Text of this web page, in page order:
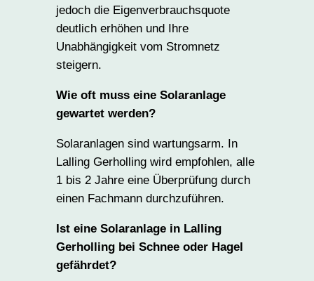
jedoch die Eigenverbrauchsquote
deutlich erhöhen und Ihre
Unabhängigkeit vom Stromnetz
steigern.
Wie oft muss eine Solaranlage
gewartet werden?
Solaranlagen sind wartungsarm. In
Lalling Gerholling wird empfohlen, alle
1 bis 2 Jahre eine Überprüfung durch
einen Fachmann durchzuführen.
Ist eine Solaranlage in Lalling
Gerholling bei Schnee oder Hagel
gefährdet?